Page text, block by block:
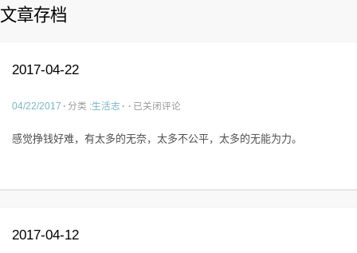
文章存档
2017-04-22
04/22/2017 · 分类 :生活志 · · 2017-
22
已关闭评论
感觉挣钱好难，有太多的无奈，太多不公平，太多的无能为力。
2017-04-12